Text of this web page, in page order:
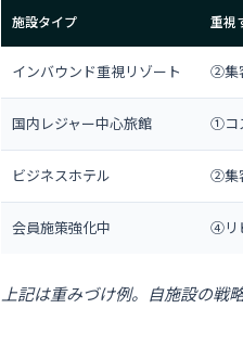
施設タイプ 重視
インバウンド重視リゾート ②集
国内レジャー中心旅館 ①コ
ビジネスホテル ②集
会員施策強化中 ④リ
上記は重みづけ例。自施設の戦